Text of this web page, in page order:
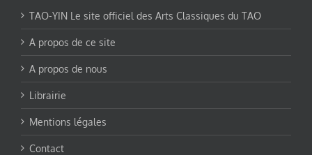
TAO-YIN Le site officiel des Arts Classiques du TAO
A propos de ce site
A propos de nous
Librairie
Mentions légales
Contact